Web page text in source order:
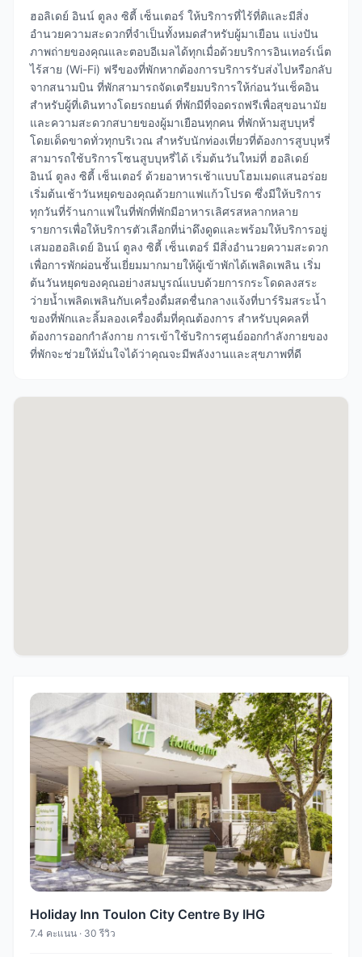
ฮอลิเดย์ อินน์ ตูลง ซิตี้ เซ็นเตอร์ ให้บริการที่ไร้ที่ติและมีสิ่ง
อำนวยความสะดวกที่จำเป็นทั้งหมดสำหรับผู้มาเยือน แบ่งปัน
ภาพถ่ายของคุณและตอบอีเมลได้ทุกเมื่อด้วยบริการอินเทอร์เน็ต
ไร้สาย (Wi-Fi) ฟรีของที่พักหากต้องการบริการรับส่งไปหรือกลับ
จากสนามบิน ที่พักสามารถจัดเตรียมบริการให้ก่อนวันเช็คอิน
สำหรับผู้ที่เดินทางโดยรถยนต์ ที่พักมีที่จอดรถฟรีเพื่อสุขอนามัย
และความสะดวกสบายของผู้มาเยือนทุกคน ที่พักห้ามสูบบุหรี่
โดยเด็ดขาดทั่วทุกบริเวณ สำหรับนักท่องเที่ยวที่ต้องการสูบบุหรี่
สามารถใช้บริการโซนสูบบุหรี่ได้ เริ่มต้นวันใหม่ที่ ฮอลิเดย์
อินน์ ตูลง ซิตี้ เซ็นเตอร์ ด้วยอาหารเช้าแบบโฮมเมดแสนอร่อย
เริ่มต้นเช้าวันหยุดของคุณด้วยกาแฟแก้วโปรด ซึ่งมีให้บริการ
ทุกวันที่ร้านกาแฟในที่พักที่พักมีอาหารเลิศรสหลากหลาย
รายการเพื่อให้บริการตัวเลือกที่น่าดึงดูดและพร้อมให้บริการอยู่
เสมอฮอลิเดย์ อินน์ ตูลง ซิตี้ เซ็นเตอร์ มีสิ่งอำนวยความสะดวก
เพื่อการพักผ่อนชั้นเยี่ยมมากมายให้ผู้เข้าพักได้เพลิดเพลิน เริ่ม
ต้นวันหยุดของคุณอย่างสมบูรณ์แบบด้วยการกระโดดลงสระ
ว่ายน้ำเพลิดเพลินกับเครื่องดื่มสดชื่นกลางแจ้งที่บาร์ริมสระน้ำ
ของที่พักและลิ้มลองเครื่องดื่มที่คุณต้องการ สำหรับบุคคลที่
ต้องการออกกำลังกาย การเข้าใช้บริการศูนย์ออกกำลังกายของ
ที่พักจะช่วยให้มั่นใจได้ว่าคุณจะมีพลังงานและสุขภาพที่ดี
Holiday Inn Toulon City Centre By IHG
7.4 คะแนน · 30 รีวิว